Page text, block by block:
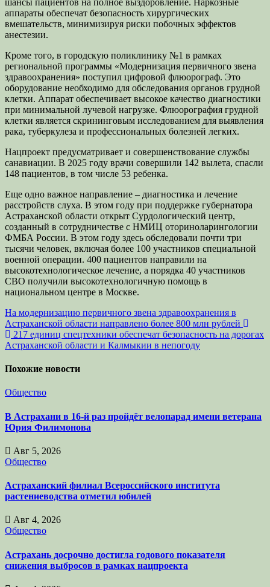
аппараты обеспечат безопасность хирургических
вмешательств, минимизируя риски побочных эффектов
анестезии.
Кроме того, в городскую поликлинику №1 в рамках
региональной программы «Модернизация первичного звена
здравоохранения» поступил цифровой флюорограф. Это
оборудование необходимо для обследования органов грудной
клетки. Аппарат обеспечивает высокое качество диагностики
при минимальной лучевой нагрузке. Флюорография грудной
клетки является скрининговым исследованием для выявления
рака, туберкулеза и профессиональных болезней легких.
Нацпроект предусматривает и совершенствование службы
санавиации. В 2025 году врачи совершили 142 вылета, спасли
148 пациентов, в том числе 53 ребенка.
Еще одно важное направление – диагностика и лечение
расстройств слуха. В этом году при поддержке губернатора
Астраханской области открыт Сурдологический центр,
созданный в сотрудничестве с НМИЦ оториноларингологии
ФМБА России. В этом году здесь обследовали почти три
тысячи человек, включая более 100 участников специальной
военной операции. 400 пациентов направили на
высокотехнологическое лечение, а порядка 40 участников
СВО получили высокотехнологичную помощь в
национальном центре в Москве.
Навигация
по
записям
На модернизацию первичного звена здравоохранения в
Астраханской области направлено более 800 млн рублей
217 единиц спецтехники обеспечат безопасность на дорогах
Астраханской области и Калмыкии в непогоду
Похожие новости
Общество
В Астрахани в 16-й раз пройдёт велопарад имени ветерана
Юрия Филимонова
Авг 5, 2026
Общество
Астраханский филиал Всероссийского института
растениеводства отметил юбилей
Авг 4, 2026
Общество
Астрахань досрочно достигла годового показателя
снижения выбросов в рамках нацпроекта